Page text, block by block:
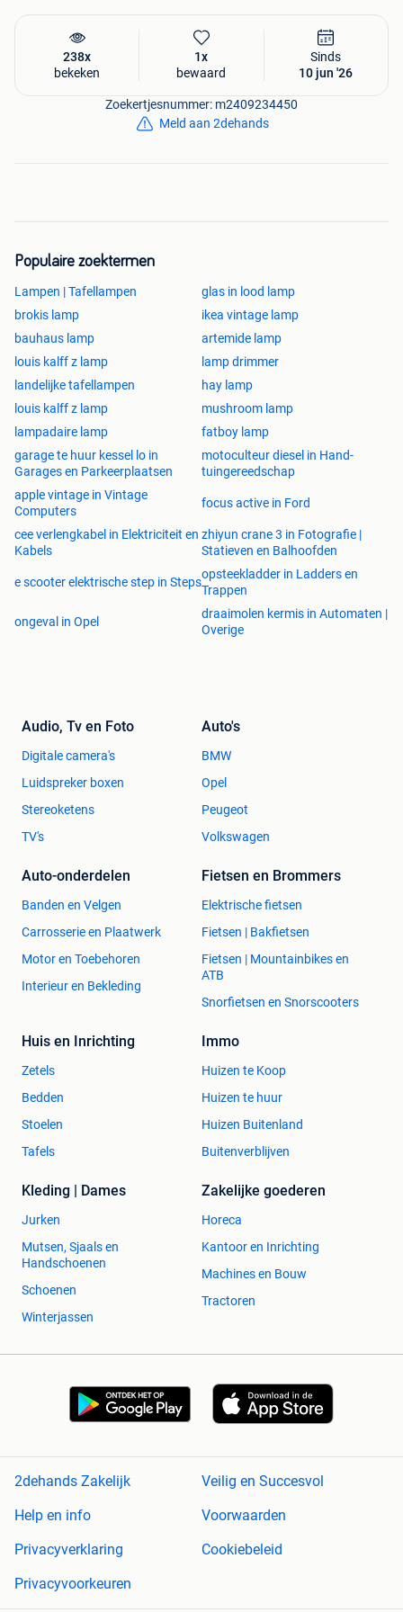
238x
bekeken
1x
bewaard
Sinds
10 jun '26
Zoekertjesnummer: m2409234450
Meld aan 2dehands
Populaire zoektermen
Lampen | Tafellampen
glas in lood lamp
brokis lamp
ikea vintage lamp
bauhaus lamp
artemide lamp
louis kalff z lamp
lamp drimmer
landelijke tafellampen
hay lamp
louis kalff z lamp
mushroom lamp
lampadaire lamp
fatboy lamp
garage te huur kessel lo in
Garages en Parkeerplaatsen
motoculteur diesel in Hand-
tuingereedschap
apple vintage in Vintage
Computers
focus active in Ford
cee verlengkabel in Elektriciteit en
Kabels
zhiyun crane 3 in Fotografie |
Statieven en Balhoofden
e scooter elektrische step in Steps
opsteekladder in Ladders en
Trappen
ongeval in Opel
draaimolen kermis in Automaten |
Overige
Audio, Tv en Foto
Digitale camera's
Luidspreker boxen
Stereoketens
TV's
Auto's
BMW
Opel
Peugeot
Volkswagen
Auto-onderdelen
Banden en Velgen
Carrosserie en Plaatwerk
Motor en Toebehoren
Interieur en Bekleding
Fietsen en Brommers
Elektrische fietsen
Fietsen | Bakfietsen
Fietsen | Mountainbikes en
ATB
Snorfietsen en Snorscooters
Huis en Inrichting
Zetels
Bedden
Stoelen
Tafels
Immo
Huizen te Koop
Huizen te huur
Huizen Buitenland
Buitenverblijven
Kleding | Dames
Jurken
Mutsen, Sjaals en
Handschoenen
Schoenen
Winterjassen
Zakelijke goederen
Horeca
Kantoor en Inrichting
Machines en Bouw
Tractoren
2dehands Zakelijk
Veilig en Succesvol
Help en info
Voorwaarden
Privacyverklaring
Cookiebeleid
Privacyvoorkeuren